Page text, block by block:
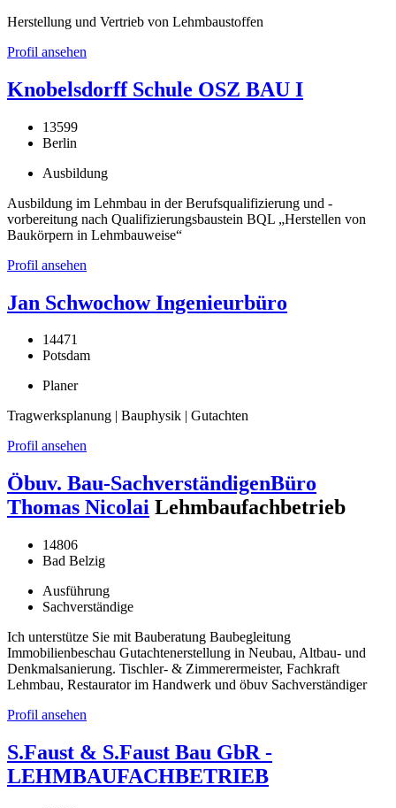
Herstellung und Vertrieb von Lehmbaustoffen
Profil ansehen
Knobelsdorff Schule OSZ BAU I
13599
Berlin
Ausbildung
Ausbildung im Lehmbau in der Berufsqualifizierung und -
vorbereitung nach Qualifizierungsbaustein BQL „Herstellen von
Baukörpern in Lehmbauweise“
Profil ansehen
Jan Schwochow Ingenieurbüro
14471
Potsdam
Planer
Tragwerksplanung | Bauphysik | Gutachten
Profil ansehen
Öbuv. Bau-SachverständigenBüro
Thomas Nicolai Lehmbaufachbetrieb
14806
Bad Belzig
Ausführung
Sachverständige
Ich unterstütze Sie mit Bauberatung Baubegleitung
Immobilienbeschau Gutachtenerstellung in Neubau, Altbau- und
Denkmalsanierung. Tischler- & Zimmerermeister, Fachkraft
Lehmbau, Restaurator im Handwerk und öbuv Sachverständiger
Profil ansehen
S.Faust & S.Faust Bau GbR -
LEHMBAUFACHBETRIEB